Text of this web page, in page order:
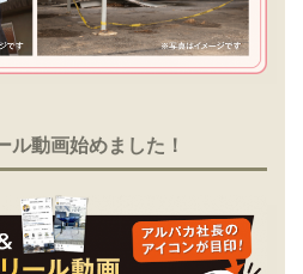
動画始めました！